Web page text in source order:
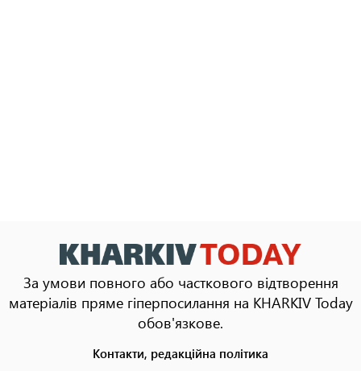
За умови повного або часткового відтворення
матеріалів пряме гіперпосилання на KHARKIV Today
обов'язкове.
Контакти, редакційна політика